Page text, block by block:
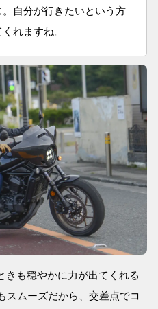
。自分が行きたいという方
れますね。
きも穏やかに力が出てくれる
スムーズだから、交差点でコ